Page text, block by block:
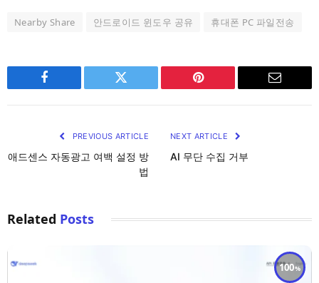
Nearby Share 안드로이드 윈도우 공유 휴대폰 PC 파일전송
Facebook Twitter Pinterest Email
PREVIOUS ARTICLE
애드센스 자동광고 여백 설정 방
법
NEXT ARTICLE
AI 무단 수집 거부
Related Posts
100